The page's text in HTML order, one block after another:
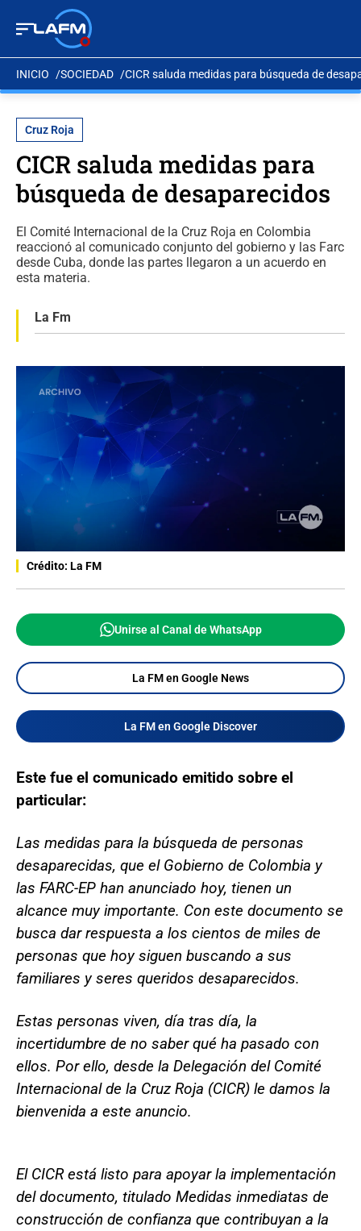
INICIO SOCIEDAD CICR saluda medidas para búsqueda de
Cruz Roja
CICR saluda medidas para
búsqueda de desaparecidos
El Comité Internacional de la Cruz Roja en Colombia
reaccionó al comunicado conjunto del gobierno y las Farc
desde Cuba, donde las partes llegaron a un acuerdo en
esta materia.
La Fm
Crédito: La FM
Unirse al Canal de WhatsApp
La FM en Google News
La FM en Google Discover
Este fue el comunicado emitido sobre el
particular:
Las medidas para la búsqueda de personas
desaparecidas, que el Gobierno de Colombia y
las FARC-EP han anunciado hoy, tienen un
alcance muy importante. Con este documento se
busca dar respuesta a los cientos de miles de
personas que hoy siguen buscando a sus
familiares y seres queridos desaparecidos.
Estas personas viven, día tras día, la
incertidumbre de no saber qué ha pasado con
ellos. Por ello, desde la Delegación del Comité
Internacional de la Cruz Roja (CICR) le damos la
bienvenida a este anuncio.
El CICR está listo para apoyar la implementación
del documento, titulado Medidas inmediatas de
construcción de confianza que contribuyan a la